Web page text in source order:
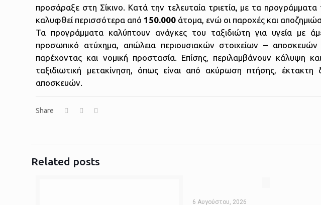
προσάραξε στη Σίκινο. Κατά την τελευταία τριετία, με τα προγράμματα
καλυφθεί περισσότερα από 150.000 άτομα, ενώ οι παροχές και
Τα προγράμματα καλύπτουν ανάγκες του ταξιδιώτη για υγεία με
προσωπικό ατύχημα, απώλεια περιουσιακών στοιχείων –
παρέχοντας και νομική προστασία. Επίσης, περιλαμβάνουν κάλυψη
ταξιδιωτική μετακίνηση, όπως είναι από ακύρωση πτήσης, έκτακτη
αποσκευών.
Share
Related posts
6 Αυγούστου, 2026